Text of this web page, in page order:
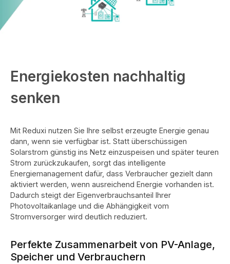
Energiekosten nachhaltig
senken
Mit Reduxi nutzen Sie Ihre selbst erzeugte Energie genau
dann, wenn sie verfügbar ist. Statt überschüssigen
Solarstrom günstig ins Netz einzuspeisen und später teuren
Strom zurückzukaufen, sorgt das intelligente
Energiemanagement dafür, dass Verbraucher gezielt dann
aktiviert werden, wenn ausreichend Energie vorhanden ist.
Dadurch steigt der Eigenverbrauchsanteil Ihrer
Photovoltaikanlage und die Abhängigkeit vom
Stromversorger wird deutlich reduziert.
Perfekte Zusammenarbeit von PV-Anlage,
Speicher und Verbrauchern